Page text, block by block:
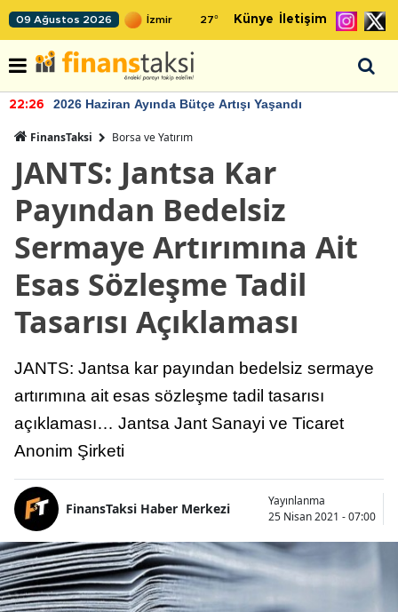
09 Ağustos 2026 27° Künye İletişim
22:26 2026 Haziran Ayında Bütçe Artışı Yaşandı
FinansTaksi Borsa ve Yatırım
JANTS: Jantsa Kar
Payından Bedelsiz
Sermaye Artırımına Ait
Esas Sözleşme Tadil
Tasarısı Açıklaması
JANTS: Jantsa kar payından bedelsiz sermaye
artırımına ait esas sözleşme tadil tasarısı
açıklaması… Jantsa Jant Sanayi ve Ticaret
Anonim Şirketi
FinansTaksi Haber Merkezi
Yayınlanma
25 Nisan 2021 - 07:00